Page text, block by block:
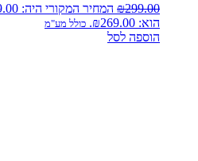
₪299.00 המחיר המקורי היה: ₪299.00.
הוא: ₪269.00.
כולל מע"מ
הוספה לסל